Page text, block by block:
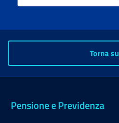
Torna su
Pensione e Previdenza